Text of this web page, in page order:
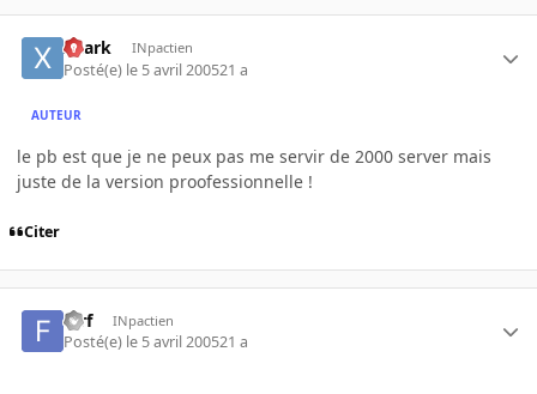
xhark INpactien
Posté(e) le 5 avril 200521 a
AUTEUR
le pb est que je ne peux pas me servir de 2000 server mais
juste de la version proofessionnelle !
Citer
farf INpactien
Posté(e) le 5 avril 200521 a